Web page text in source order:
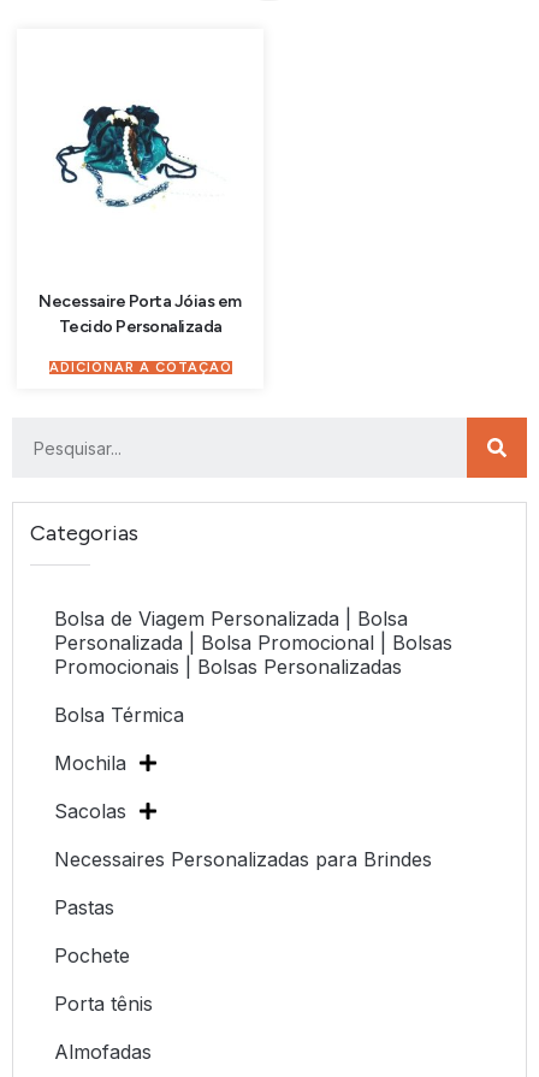
Categorias
Bolsa de Viagem Personalizada | Bolsa
Personalizada | Bolsa Promocional | Bolsas
Promocionais | Bolsas Personalizadas
Bolsa Térmica
Mochila
Sacolas
Necessaires Personalizadas para Brindes
Pastas
Pochete
Porta tênis
Almofadas
Necessaire Porta Jóias em
Tecido Personalizada
ADICIONAR À COTAÇÃO